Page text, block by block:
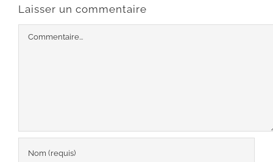
Laisser un commentaire
Commentaire